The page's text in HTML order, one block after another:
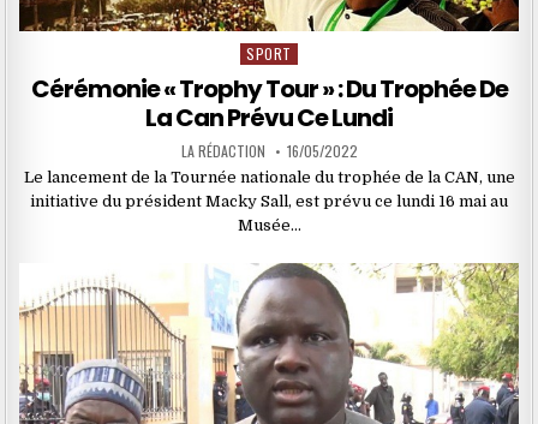
Posted
SPORT
Cérémonie « Trophy Tour » : Du Trophée De
La Can Prévu Ce Lundi
LA RÉDACTION 16/05/2022
Le lancement de la Tournée nationale du trophée de la CAN, une
initiative du président Macky Sall, est prévu ce lundi 16 mai au
Musée…